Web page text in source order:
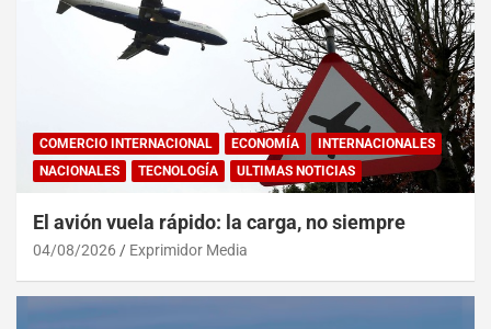
COMERCIO INTERNACIONAL ECONOMÍA
INTERNACIONALES
NACIONALES
TECNOLOGÍA ULTIMAS NOTICIAS
El avión vuela rápido: la carga, no siempre
04/08/2026 Exprimidor Media